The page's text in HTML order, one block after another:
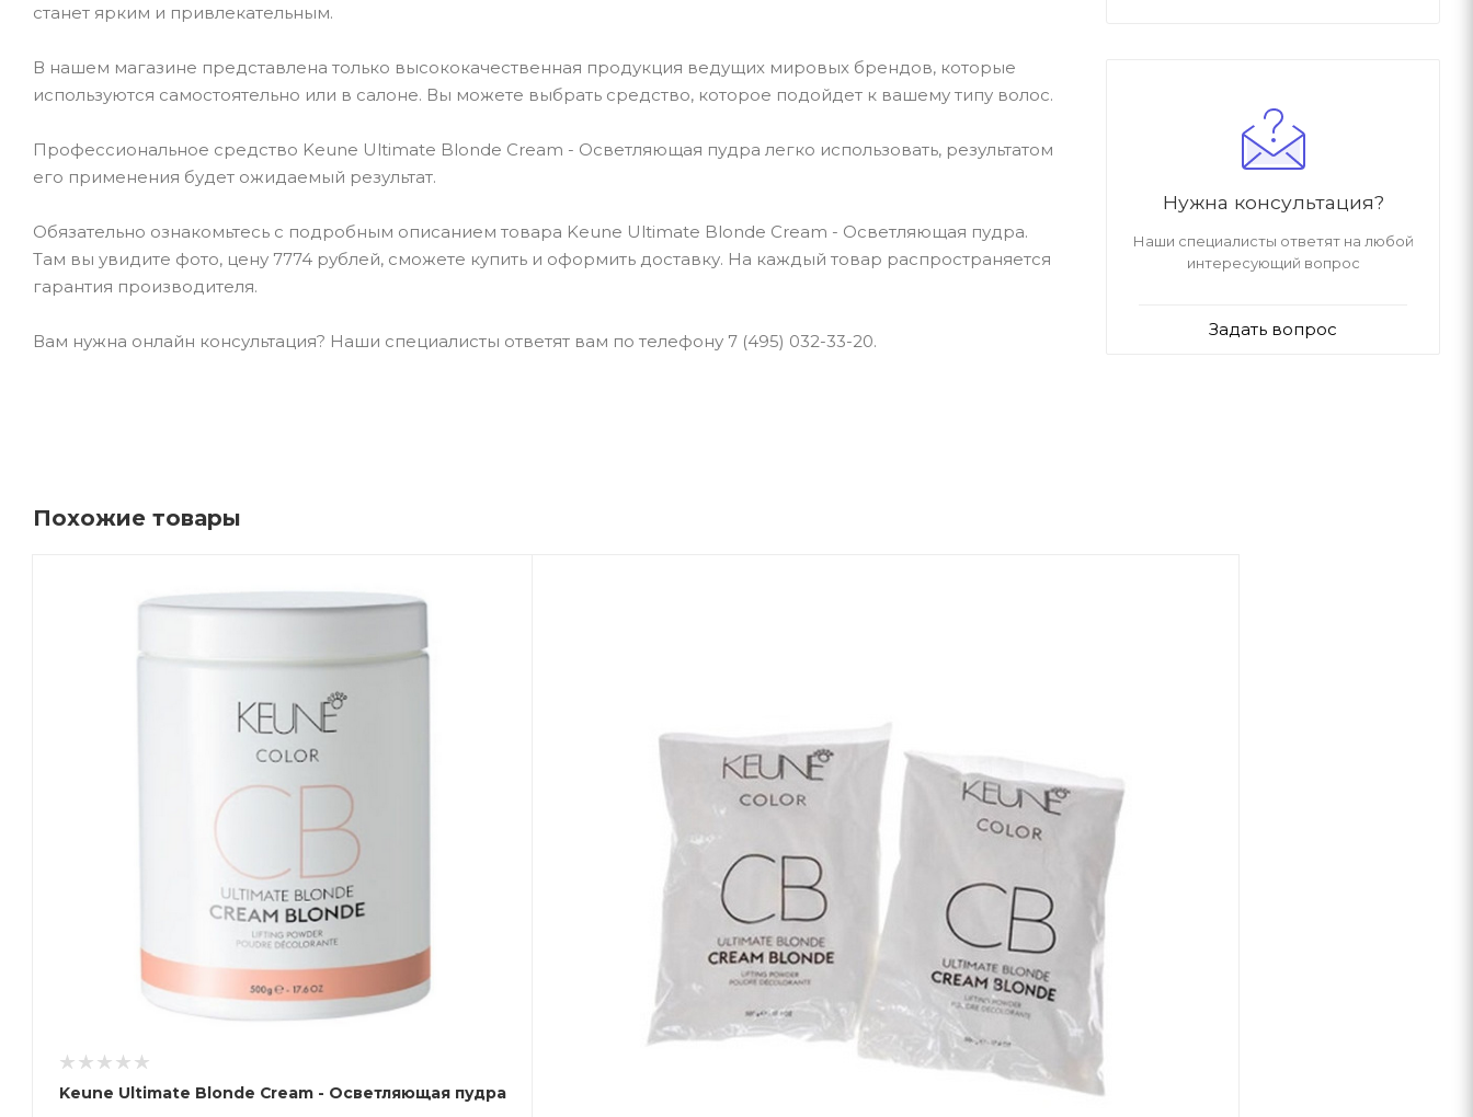
станет ярким и привлекательным.
В нашем магазине представлена только высококачественная продукция ведущих мировых брендов, которые
используются самостоятельно или в салоне. Вы можете выбрать средство, которое подойдет к вашему типу волос.
Профессиональное средство Keune Ultimate Blonde Cream - Осветляющая пудра легко использовать, результатом
его применения будет ожидаемый результат.
Обязательно ознакомьтесь с подробным описанием товара Keune Ultimate Blonde Cream - Осветляющая пудра.
Там вы увидите фото, цену 7774 рублей, сможете купить и оформить доставку. На каждый товар распространяется
гарантия производителя.
Вам нужна онлайн консультация? Наши специалисты ответят вам по телефону 7 (495) 032-33-20.
Нужна консультация?
Наши специалисты ответят на любой
интересующий вопрос
Задать вопрос
Похожие товары
Keune Ultimate Blonde Cream - Осветляющая пудра